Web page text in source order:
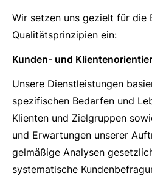
Wir setzen uns gezielt für die
Qualitätsprinzipien ein:
Kunden- und
Unsere Dienstleistungen
spezifischen Bedarfen und
Klienten und Zielgruppen
und Erwartungen unserer
gelmäßige Analysen
systematische